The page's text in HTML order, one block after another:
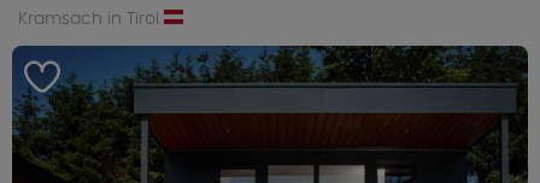
Kramsach in Tirol